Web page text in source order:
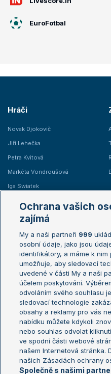
EuroFotbal
Hráči
Novak Djokovič
Jiří Lehečka
Petra Kvitová
Markéta Vondroušová
Iga Swiatek
Žebříčky
Žebříček ATP (muži)
Žebříček WTA (ženy)
Sázkařský žebříček
Aktualní trendy
Fotbalové přestupy
Livesport Daily
LS Prague Open
Ochrana vašich
zajímá
My a naši partneři 999
osobní údaje, jako jsou
identifikátory, a máme k nim
umožňuje, aby sledovací
uvedené v části My a naši
účelem poskytování.
odvoláním svého souhlasu
sledovací technologie
obsahy a reklamy pro vás
nabídku můžete kdykoli
nebo souhlas odvolat
ve spodní části webové
našem Internetová stránka.
našich Zásadách ochrany
Společně s našimi